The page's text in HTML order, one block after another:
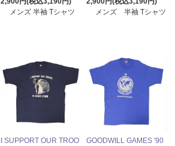
メンズ 半袖 Tシャツ
メンズ 半袖 Tシャツ
I SUPPORT OUR TROO
GOODWILL GAMES '90